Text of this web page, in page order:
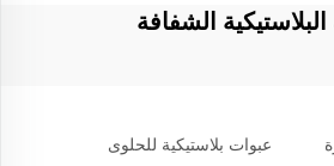
البلاستيكية الشفافة
عبوات بلاستيكية للحلوى